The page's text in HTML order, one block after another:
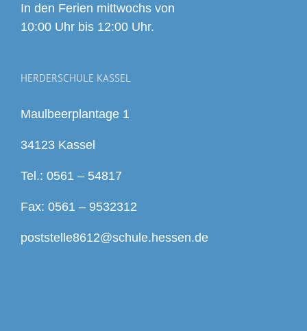
In den Ferien mittwochs von
10:00 Uhr bis 12:00 Uhr.
HERDERSCHULE KASSEL
Maulbeerplantage 1
34123 Kassel
Tel.: 0561 – 54817
Fax: 0561 – 9532312
poststelle8612@schule.hessen.de